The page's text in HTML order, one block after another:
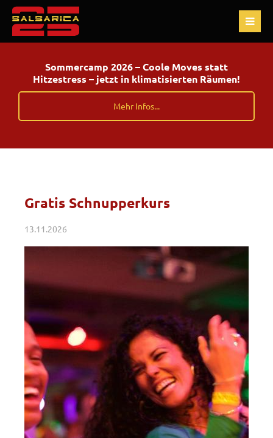
Sommercamp 2026 – Coole Moves statt
Hitzestress – jetzt in klimatisierten Räumen!
Mehr Infos...
Gratis Schnupperkurs
13.11.2026